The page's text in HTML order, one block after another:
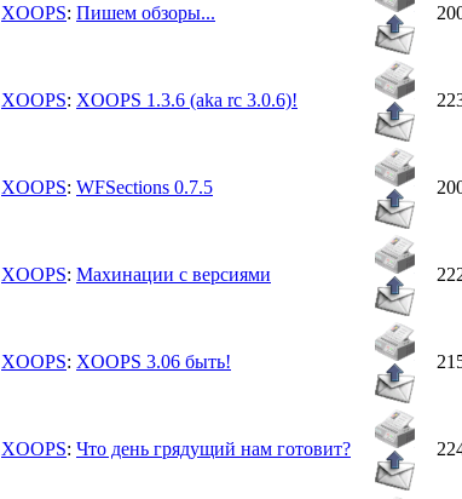
XOOPS: Пишем обзоры...
XOOPS: XOOPS 1.3.6 (aka rc 3.0.6)!
XOOPS: WFSections 0.7.5
XOOPS: Махинации с версиями
XOOPS: XOOPS 3.06 быть!
XOOPS: Что день грядущий нам готовит?